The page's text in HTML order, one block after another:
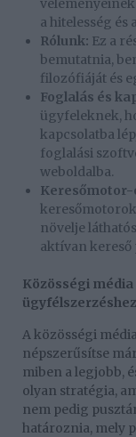
a hitelesség és
Rólunk: Ez a
bemutatnia,
filozófiáját és
Foglalás és
ügyfeleknek,
kapcsolatba
foglalási
weboldalba.
Keresőmotor-
növelje
aktívan kereső
Közösségi
ügyfélszerzéshez
A közösségi
népszerűsítse
miben a legjobb,
olyan stratégia,
nem pedig
határoznia, mely